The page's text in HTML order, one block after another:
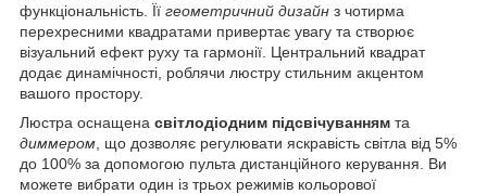
функціональність. Її геометричний дизайн з чотирма
перехресними квадратами привертає увагу та створює
візуальний ефект руху та гармонії. Центральний квадрат
додає динамічності, роблячи люстру стильним акцентом
вашого простору.
Люстра оснащена світлодіодним підсвічуванням та
диммером , що дозволяє регулювати яскравість світла від 5%
до 100% за допомогою пульта дистанційного керування. Ви
можете вибрати один із трьох режимів кольорової